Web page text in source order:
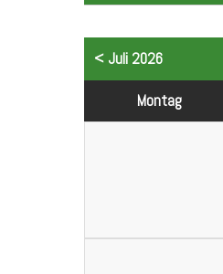
< Juli 2026
Montag